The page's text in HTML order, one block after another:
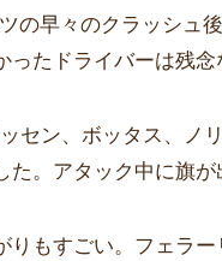
の早々のクラッシュ
ったドライバーは残念
セン、ボッタス、ノ
た。アタック中に旗
りもすごい。フェラ